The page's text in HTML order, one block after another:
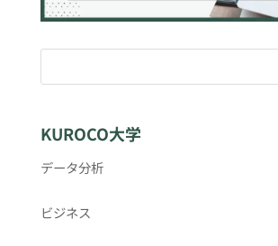
KUROCO大学
データ分析
ビジネス